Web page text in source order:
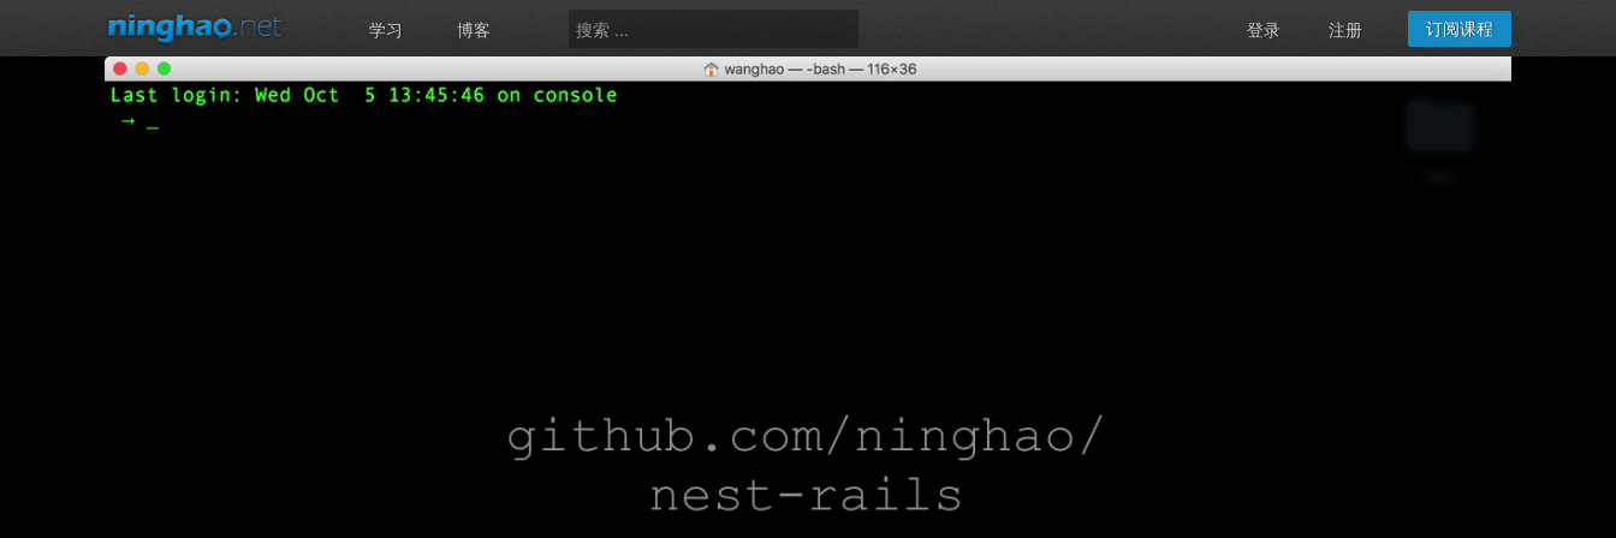
学习 博客 登录 注册 订阅课程